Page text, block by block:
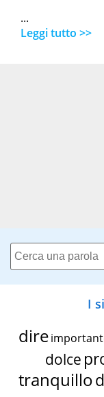
...
Leggi tutto >>
I
dire
dolce
tranquillo